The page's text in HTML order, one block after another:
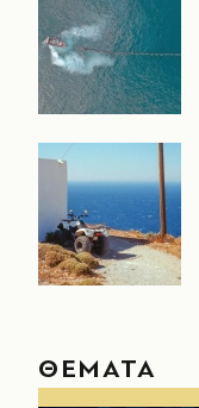
ΘΕΜΑΤΑ